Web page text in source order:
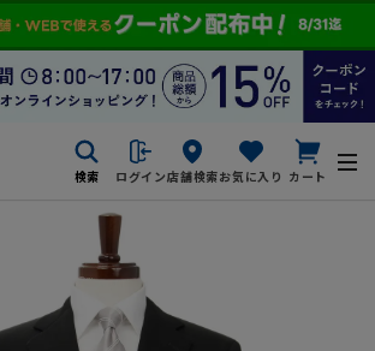
検索 ログイン店舗検索お気に入り カート